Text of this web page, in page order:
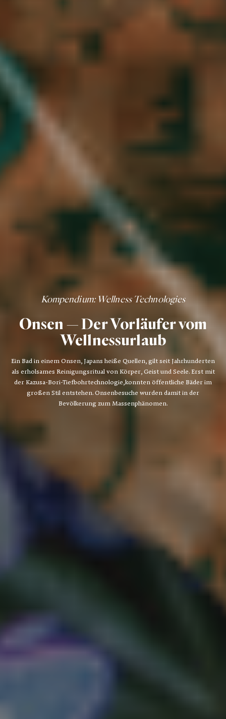
Kompendium: Wellness Technologies
Onsen — Der Vorläufer vom
Wellnessurlaub
Ein Bad in einem Onsen, Japans heiße Quellen, gilt seit Jahrhunderten
als erholsames Reinigungsritual von Körper, Geist und Seele. Erst mit
der Kazusa-Bori-Tiefbohrtechnologie,konnten öffentliche Bäder im
großen Stil entstehen. Onsenbesuche wurden damit in der
Bevölkerung zum Massenphänomen.